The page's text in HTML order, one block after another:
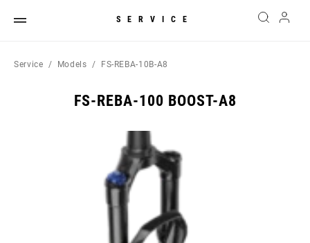
SERVICE
Service Models FS-REBA-10B-A8
FS-REBA-100 BOOST-A8